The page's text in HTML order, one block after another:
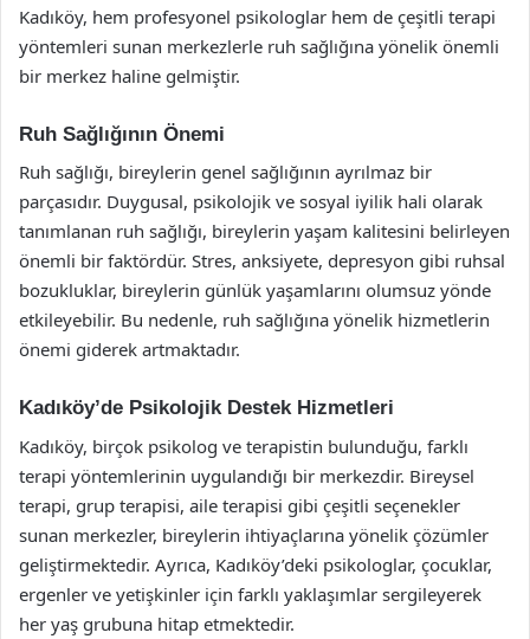
Kadıköy, hem profesyonel psikologlar hem de çeşitli terapi
yöntemleri sunan merkezlerle ruh sağlığına yönelik önemli
bir merkez haline gelmiştir.
Ruh Sağlığının Önemi
Ruh sağlığı, bireylerin genel sağlığının ayrılmaz bir
parçasıdır. Duygusal, psikolojik ve sosyal iyilik hali olarak
tanımlanan ruh sağlığı, bireylerin yaşam kalitesini belirleyen
önemli bir faktördür. Stres, anksiyete, depresyon gibi ruhsal
bozukluklar, bireylerin günlük yaşamlarını olumsuz yönde
etkileyebilir. Bu nedenle, ruh sağlığına yönelik hizmetlerin
önemi giderek artmaktadır.
Kadıköy’de Psikolojik Destek Hizmetleri
Kadıköy, birçok psikolog ve terapistin bulunduğu, farklı
terapi yöntemlerinin uygulandığı bir merkezdir. Bireysel
terapi, grup terapisi, aile terapisi gibi çeşitli seçenekler
sunan merkezler, bireylerin ihtiyaçlarına yönelik çözümler
geliştirmektedir. Ayrıca, Kadıköy’deki psikologlar, çocuklar,
ergenler ve yetişkinler için farklı yaklaşımlar sergileyerek
her yaş grubuna hitap etmektedir.